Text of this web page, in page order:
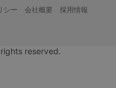
シー 会社概要
採用情報
reserved.